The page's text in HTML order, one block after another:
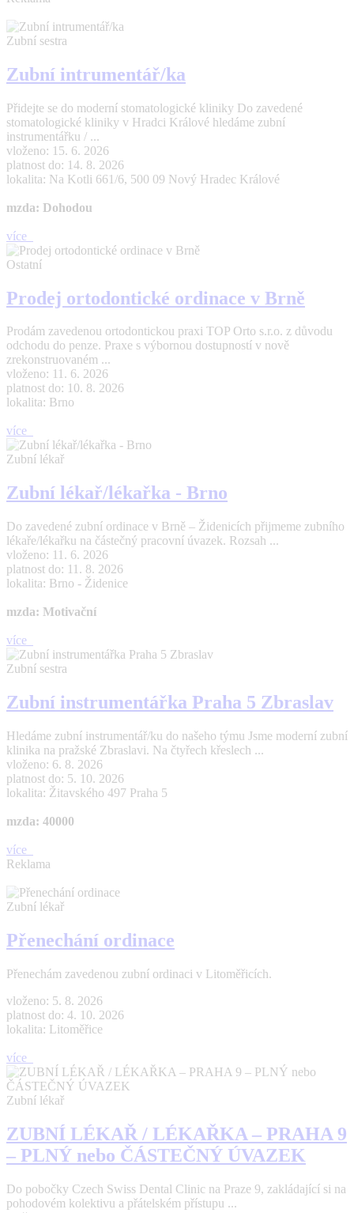
Zubní sestra
Zubní intrumentář/ka
Přidejte se do moderní stomatologické kliniky Do zavedené
stomatologické kliniky v Hradci Králové hledáme zubní
instrumentářku / ...
vloženo: 15. 6. 2026
platnost do: 14. 8. 2026
lokalita: Na Kotli 661/6, 500 09 Nový Hradec Králové
mzda: Dohodou
více
Ostatní
Prodej ortodontické ordinace v Brně
Prodám zavedenou ortodontickou praxi TOP Orto s.r.o. z důvodu
odchodu do penze. Praxe s výbornou dostupností v nově
zrekonstruovaném ...
vloženo: 11. 6. 2026
platnost do: 10. 8. 2026
lokalita: Brno
více
Zubní lékař
Zubní lékař/lékařka - Brno
Do zavedené zubní ordinace v Brně – Židenicích přijmeme zubního
lékaře/lékařku na částečný pracovní úvazek. Rozsah ...
vloženo: 11. 6. 2026
platnost do: 11. 8. 2026
lokalita: Brno - Židenice
mzda: Motivační
více
Zubní sestra
Zubní instrumentářka Praha 5 Zbraslav
Hledáme zubní instrumentář/ku do našeho týmu Jsme moderní zubní
klinika na pražské Zbraslavi. Na čtyřech křeslech ...
vloženo: 6. 8. 2026
platnost do: 5. 10. 2026
lokalita: Žitavského 497 Praha 5
mzda: 40000
více
Reklama
Zubní lékař
Přenechání ordinace
Přenechám zavedenou zubní ordinaci v Litoměřicích.
vloženo: 5. 8. 2026
platnost do: 4. 10. 2026
lokalita: Litoměřice
více
Zubní lékař
ZUBNÍ LÉKAŘ / LÉKAŘKA – PRAHA 9
– PLNÝ nebo ČÁSTEČNÝ ÚVAZEK
Do pobočky Czech Swiss Dental Clinic na Praze 9, zakládající si na
pohodovém kolektivu a přátelském přístupu ...